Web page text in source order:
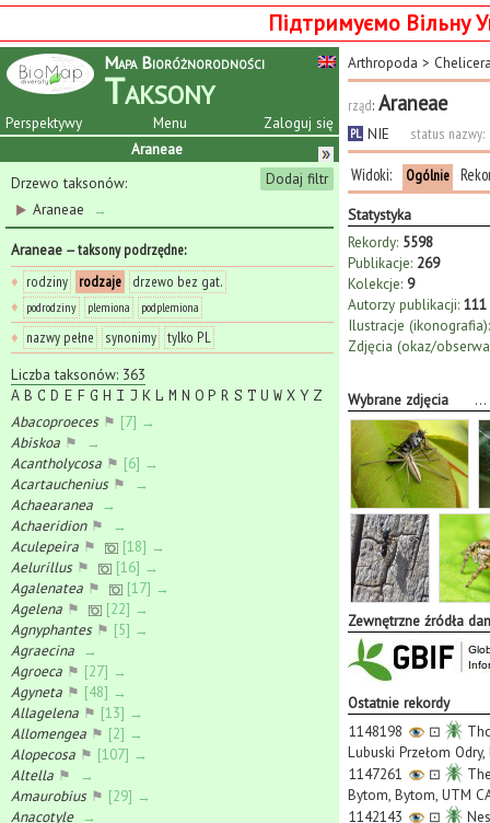
Підтримуємо Вільну
Mapa Bioróżnorodności
Taksony
Perspektywy Zaloguj się
Menu
Araneae
Dodaj filtr
Drzewo taksonów:
Araneae
→
Araneae — taksony podrzędne:
♦ rodziny rodzaje
drzewo bez gat.
♦ podrodziny plemiona podplemiona
♦ nazwy pełne synonimy tylko PL
Liczba taksonów: 363
A B C D E F G H I J K L M N O P R S T U W X Y Z
Abacoproeces⚑ [7] →
Abiskoa ⚑
→
Acantholycosa ⚑ [6] →
Acartauchenius⚑
→
Achaearanea →
Achaeridion⚑
→
Aculepeira ⚑
[18] →
Aelurillus⚑
[16] →
Agalenatea ⚑
[17] →
Agelena ⚑
[22] →
Agnyphantes⚑ [5] →
Agraecina →
Agroeca ⚑ [27] →
Agyneta ⚑ [48] →
Allagelena ⚑ [13] →
Allomengea ⚑ [2] →
Alopecosa ⚑ [107] →
Altella ⚑
→
Amaurobius⚑ [29] →
Anacotyle →
Arthropoda >
rząd: Araneae
PL NIE status nazwy:
Widoki: Ogólnie
Statystyka
Rekordy: 5598
Publikacje: 269
Kolekcje: 9
Autorzy publikacji: 111
Ilustracje (ikonografia):
Zdjęcia (okaz/
Wybrane zdjęcia ...
Zewnętrzne źródła
Ostatnie rekordy
1148198
⊡
Lubuski Przełom
1147261
⊡
Bytom, Bytom, UTM
1142143
⊡